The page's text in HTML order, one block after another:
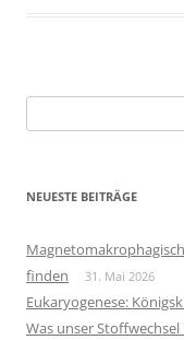
nach:
NEUESTE BEITRÄGE
finden
31. Mai 2026
Eukaryogenese:
Was unser